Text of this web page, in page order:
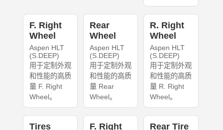
F. Right
Wheel
Aspen HLT
(S.DEEP)
用于定制外观
和性能的高质
量 F. Right
Wheel。
Rear
Wheel
Aspen HLT
(S.DEEP)
用于定制外观
和性能的高质
量 Rear
Wheel。
R. Right
Wheel
Aspen HLT
(S.DEEP)
用于定制外观
和性能的高质
量 R. Right
Wheel。
Tires
F. Right
Rear Tire